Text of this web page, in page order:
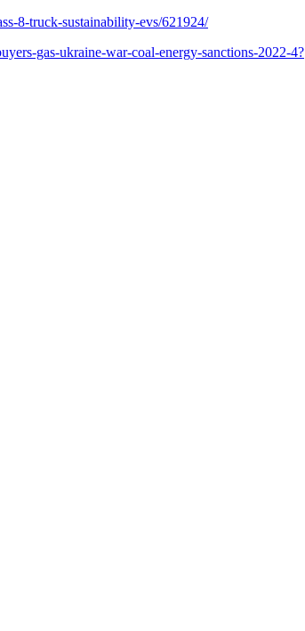
8-truck-sustainability-evs/621924/
gas-ukraine-war-coal-energy-sanctions-2022-4?